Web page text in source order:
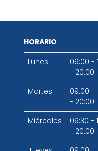
HORARIO
Lunes
09:00 -
- 20:00
Martes
09:00 -
- 20:00
Miércoles
09:30 -
- 20:00